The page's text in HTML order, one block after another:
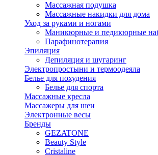
Массажная подушка
Массажные накидки для дома
Уход за руками и ногами
Маникюрные и педикюрные
Парафинотерапия
Эпиляция
Депиляция и шугаринг
Электропростыни и термоодеяла
Белье для похудения
Белье для спорта
Массажные кресла
Массажеры для шеи
Электронные весы
Бренды
GEZATONE
Beauty Style
Cristaline